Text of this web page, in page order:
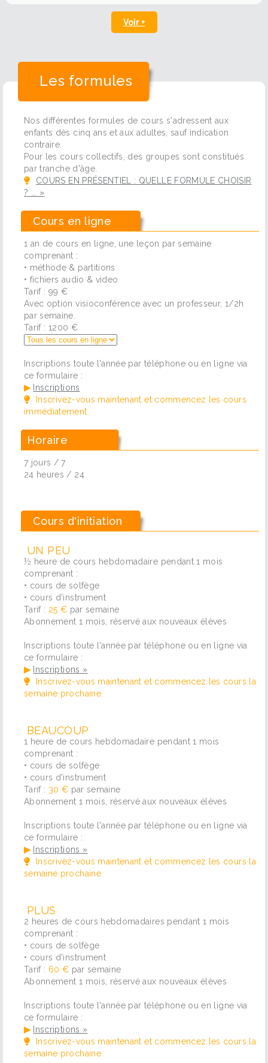
Voir +
Les formules
Nos différentes formules de cours s'adressent aux
enfants dès cinq ans et aux adultes, sauf indication
contraire.
Pour les cours collectifs, des groupes sont constitués
par tranche d'âge.
COURS EN PRÉSENTIEL : QUELLE FORMULE CHOISIR
? ... »
Cours en ligne
1 an de cours en ligne, une leçon par semaine
comprenant :
• méthode & partitions
• fichiers audio & video
Tarif : 99 €
Avec option visioconférence avec un professeur, 1/2h
par semaine.
Tarif : 1200 €
Inscriptions toute l'année par téléphone ou en ligne via
ce formulaire :
▶ Inscriptions
Inscrivez-vous maintenant et commencez les cours
immédiatement.
Horaire
7 jours / 7
24 heures / 24
Cours d'initiation
UN PEU
½ heure de cours hebdomadaire pendant 1 mois
comprenant :
• cours de solfège
• cours d'instrument
Tarif : 25 € par semaine
Abonnement 1 mois, réservé aux nouveaux élèves
Inscriptions toute l'année par téléphone ou en ligne via
ce formulaire :
▶ Inscriptions »
Inscrivez-vous maintenant et commencez les cours la
semaine prochaine.
BEAUCOUP
1 heure de cours hebdomadaire pendant 1 mois
comprenant :
• cours de solfège
• cours d'instrument
Tarif : 30 € par semaine
Abonnement 1 mois, réservé aux nouveaux élèves
Inscriptions toute l'année par téléphone ou en ligne via
ce formulaire :
▶ Inscriptions »
Inscrivez-vous maintenant et commencez les cours la
semaine prochaine.
PLUS
2 heures de cours hebdomadaires pendant 1 mois
comprenant :
• cours de solfège
• cours d'instrument
Tarif : 60 € par semaine
Abonnement 1 mois, réservé aux nouveaux élèves
Inscriptions toute l'année par téléphone ou en ligne via
ce formulaire :
▶ Inscriptions »
Inscrivez-vous maintenant et commencez les cours la
semaine prochaine.